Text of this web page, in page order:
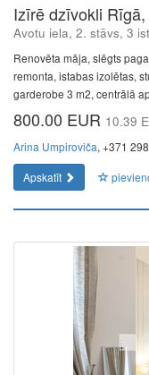
Izīrē dzīvokli
Avotu iela, 2. stāvs, 3
Renovēta māja, slēgts
remonta, istabas izolētas,
garderobe 3 m2, centrālā
800.00 EUR 10.39
Arina Umpiroviča, +371
Apskatīt